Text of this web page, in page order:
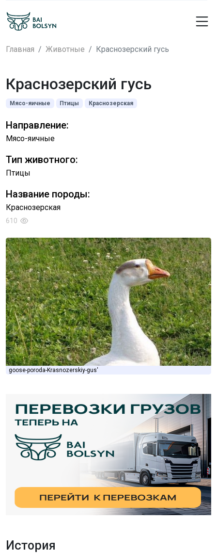
Главная Животные Краснозерский гусь
Краснозерский гусь
Мясо-яичные Птицы Краснозерская
Направление:
Мясо-яичные
Тип животного:
Птицы
Название породы:
Краснозерская
610
goose-poroda-Krasnozerskiy-gus'
История